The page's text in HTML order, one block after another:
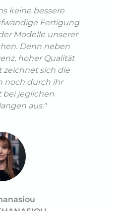
keine bessere
Fertigung
Modelle unserer
Denn neben
hoher Qualität
zeichnet sich die
noch durch ihr
bei jeglichen
aus."